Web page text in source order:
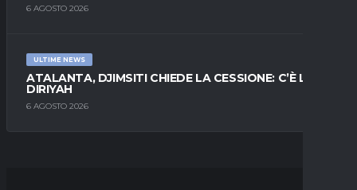
6 AGOSTO 2026
ULTIME NEWS
ATALANTA, DJIMSITI CHIEDE LA CESSIONE: C’È L’AL-
DIRIYAH
6 AGOSTO 2026